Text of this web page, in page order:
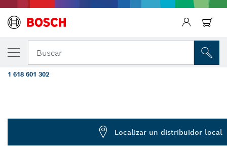
Buscar
TU VARIANTE SELECCIONADA
Cincel para mortero de acero PRO SDS
mm
1 618 601 302
Localizar un distribuidor local